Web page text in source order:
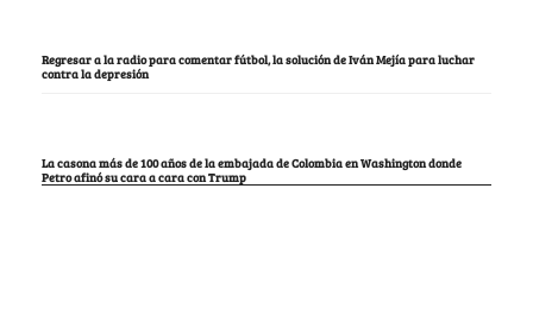
Regresar a la radio para comentar fútbol, la solución de Iván Mejía para luchar
contra la depresión
La casona más de 100 años de la embajada de Colombia en Washington donde
Petro afinó su cara a cara con Trump